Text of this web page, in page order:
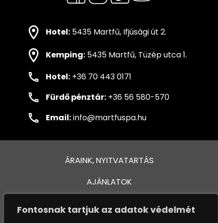
Fontosnak tartjuk az adatok védelmét
Hotel: 5435 Martfű, Ifjúsági út 2.
Kemping: 5435 Martfű, Tüzép utca 1.
Hotel: +36 70 443 0171
Fürdő pénztár: +36 56 580-570
Email:info@martfuspa.hu
ÁRAINK, NYITVATARTÁS
AJÁNLATOK